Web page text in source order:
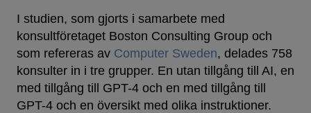
I studien, som gjorts i samarbete med
konsultföretaget Boston Consulting Group och
som refereras av Computer Sweden, delades 758
konsulter in i tre grupper. En utan tillgång till AI, en
med tillgång till GPT-4 och en med tillgång till
GPT-4 och en översikt med olika instruktioner.